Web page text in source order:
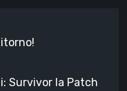
Survivor la Patch